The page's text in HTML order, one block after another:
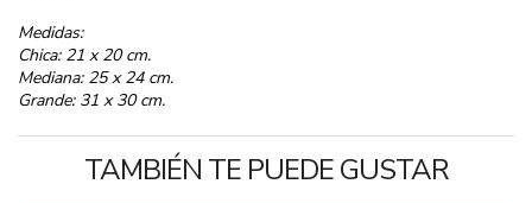
Medidas:
Chica: 21 x 20 cm.
Mediana: 25 x 24 cm.
Grande: 31 x 30 cm.
TAMBIÉN TE PUEDE GUSTAR